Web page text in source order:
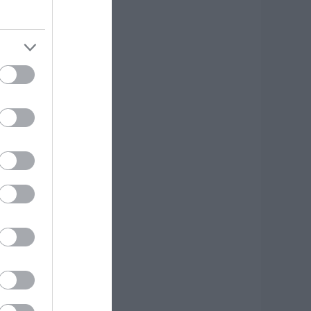
Διέρρηξαν
ζημιές σε
| 19:20
να ζήσεις τη
από τη
| 19:00